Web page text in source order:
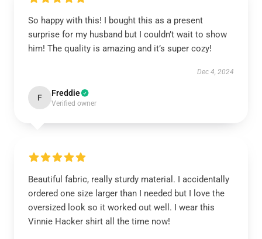
So happy with this! I bought this as a present
surprise for my husband but I couldn’t wait to show
him! The quality is amazing and it’s super cozy!
Dec 4, 2024
F Freddie
Verified owner
Beautiful fabric, really sturdy material. I accidentally
ordered one size larger than I needed but I love the
oversized look so it worked out well. I wear this
Vinnie Hacker shirt all the time now!